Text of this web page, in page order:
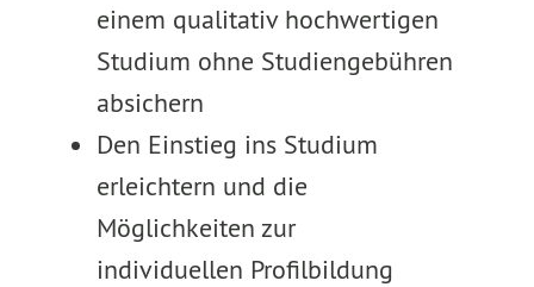
einem qualitativ hochwertigen
Studium ohne Studiengebühren
absichern
Den Einstieg ins Studium
erleichtern und die
Möglichkeiten zur
individuellen Profilbildung